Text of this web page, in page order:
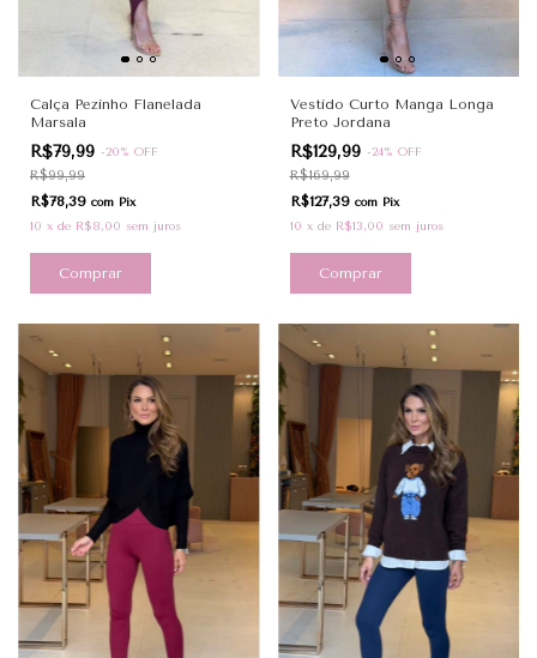
Calça Pezinho Flanelada
Marsala
R$79,99 -20% OFF
R$99,99
R$78,39 com Pix
10 x de R$8,00 sem juros
Comprar
Vestido Curto Manga Longa
Preto Jordana
R$129,99 -24% OFF
R$169,99
R$127,39 com Pix
10 x de R$13,00 sem juros
Comprar